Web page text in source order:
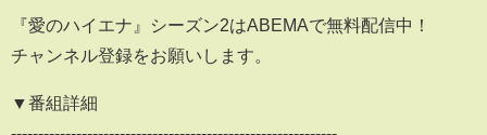
『愛のハイエナ』シーズン2はABEMAで無料配信中！
チャンネル登録をお願いします。
▼番組詳細